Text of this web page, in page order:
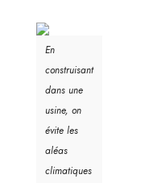
En
construisant
dans une
usine, on
évite les
aléas
climatiques